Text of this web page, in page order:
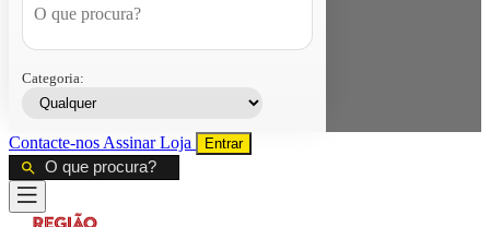
Categoria:
Contacte-nos AssinarLoja Entrar